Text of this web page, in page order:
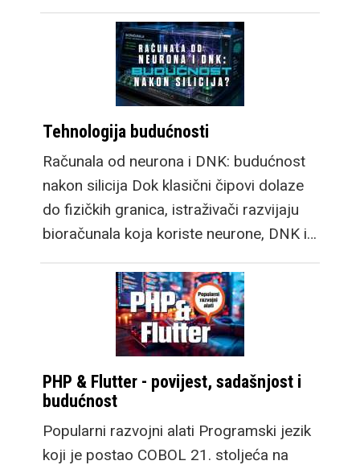
Tehnologija budućnosti
Računala od neurona i DNK: budućnost
nakon silicija Dok klasični čipovi dolaze
do fizičkih granica, istraživači razvijaju
bioračunala koja koriste neurone, DNK i…
PHP & Flutter - povijest, sadašnjost i
budućnost
Popularni razvojni alati Programski jezik
koji je postao COBOL 21. stoljeća na